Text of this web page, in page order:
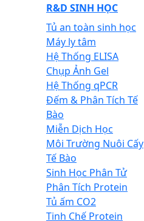
R&D SINH HỌC
Tủ an toàn sinh học
Máy ly tâm
Hệ Thống ELISA
Chụp Ảnh Gel
Hệ Thống qPCR
Đếm & Phân Tích Tế
Bào
Miễn Dịch Học
Môi Trường Nuôi Cấy
Tế Bào
Sinh Học Phân Tử
Phân Tích Protein
Tủ ấm CO2
Tinh Chế Protein